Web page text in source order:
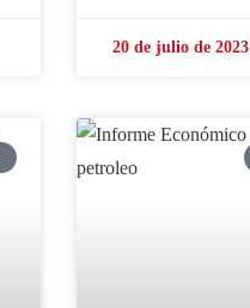
20 de julio de 2023